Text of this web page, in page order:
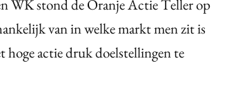
WK stond de Oranje Actie Teller op
van in welke markt men zit is
actie druk doelstellingen te